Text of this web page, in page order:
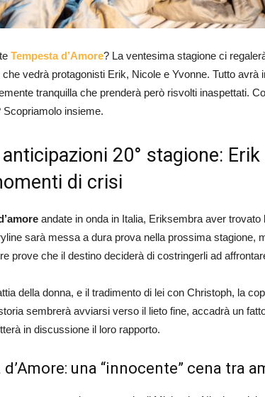
Tempesta d’Amore? La ventesima stagione ci
che vedrà protagonisti Erik, Nicole e Yvonne. Tutto avrà
tranquilla che prenderà però risvolti inaspettati.
Scopriamolo insieme.
20° stagione: Erik
di crisi
andate in onda in Italia, Eriksembra aver trovato
sarà messa a dura prova nella prossima stagione,
prove che il destino deciderà di costringerli ad
della donna, e il tradimento di lei con Christoph, la
sembrerà avviarsi verso il lieto fine, accadrà un
in discussione il loro rapporto.
una “innocente” cena tra